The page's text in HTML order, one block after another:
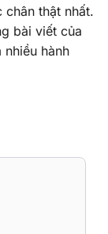
thật nhất.
bài viết của
nhiều hành